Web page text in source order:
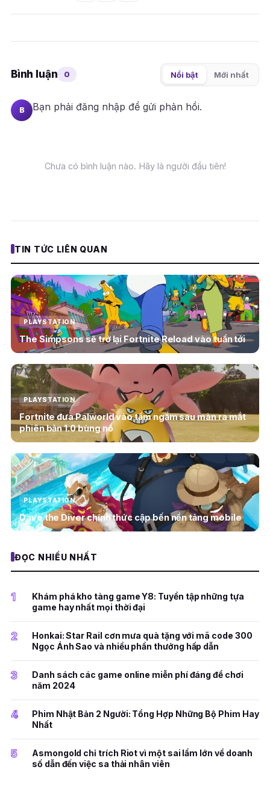
Bình luận 0 Nổi bật Mới nhất
B Bạn phải đăng nhập để gửi phản hồi.
Chưa có bình luận nào. Hãy là người đầu tiên!
TIN TỨC LIÊN QUAN
PLAYSTATION
The Simpsons sẽ trở lại Fortnite Reload vào tuần tới
PLAYSTATION
Fortnite đưa Palworld vào tầm ngắm sau màn ra mắt
phiên bản 1.0 bùng nổ
PLAYSTATION
Dave the Diver chính thức cập bến nền tảng mobile
ĐỌC NHIỀU NHẤT
1
Khám phá kho tàng game Y8: Tuyển tập những tựa
game hay nhất mọi thời đại
2
Honkai: Star Rail cơn mưa quà tặng với mã code 300
Ngọc Ánh Sao và nhiều phần thưởng hấp dẫn
3
Danh sách các game online miễn phí đáng để chơi
năm 2024
4
Phim Nhật Bản 2 Người: Tổng Hợp Những Bộ Phim Hay
Nhất
5
Asmongold chỉ trích Riot vì một sai lầm lớn về doanh
số dẫn đến việc sa thải nhân viên